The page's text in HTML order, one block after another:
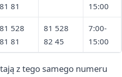
81 81
15:00
81 528
81 81
81 528
82 45
7:00-
15:00
z tego samego numeru